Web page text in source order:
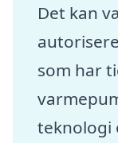
Det kan
som har
teknologi